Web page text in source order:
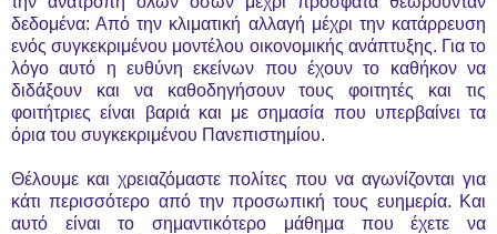
δεδομένα: Από την κλιματική αλλαγή μέχρι την κατάρρευση
ενός συγκεκριμένου μοντέλου οικονομικής ανάπτυξης. Για το
λόγο αυτό η ευθύνη εκείνων που έχουν το καθήκον να
διδάξουν και να καθοδηγήσουν τους φοιτητές και τις
φοιτήτριες είναι βαριά και με σημασία που υπερβαίνει τα
όρια του συγκεκριμένου Πανεπιστημίου.
Θέλουμε και χρειαζόμαστε πολίτες που να αγωνίζονται για
κάτι περισσότερο από την προσωπική τους ευημερία. Και
αυτό είναι το σημαντικότερο μάθημα που έχετε να